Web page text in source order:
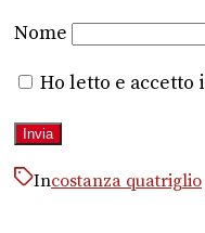
Nome
Ho letto e accetto i
Incostanza quatriglio